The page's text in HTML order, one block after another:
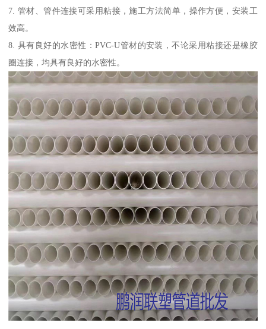
7. 管材、管件连接可采用粘接，施工方法简单，操作方便，安装工
效高。
8. 具有良好的水密性：PVC-U管材的安装，不论采用粘接还是橡胶
圈连接，均具有良好的水密性。